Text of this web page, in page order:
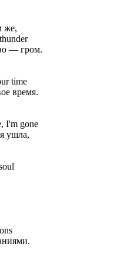
же,
— гром.
time
время.
I'm gone
ушла,